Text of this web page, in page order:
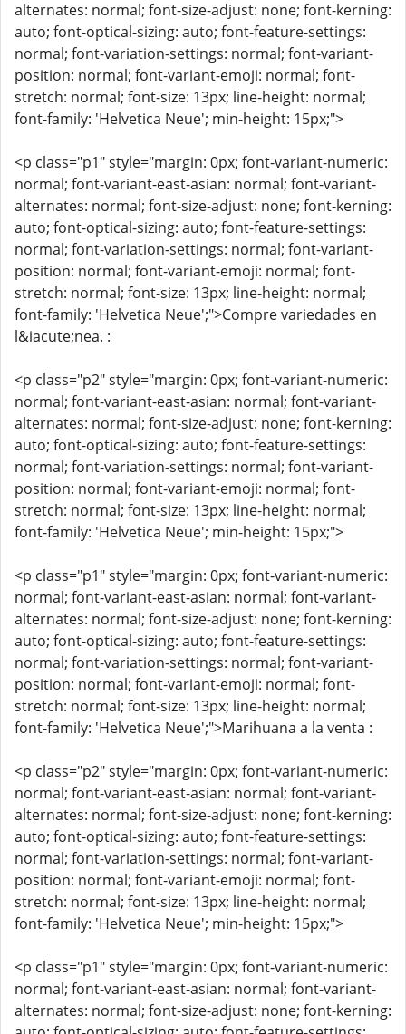
alternates: normal; font-size-adjust: none; font-kerning:
auto; font-optical-sizing: auto; font-feature-settings:
normal; font-variation-settings: normal; font-variant-
position: normal; font-variant-emoji: normal; font-
stretch: normal; font-size: 13px; line-height: normal;
font-family: 'Helvetica Neue'; min-height: 15px;">
<p class="p1" style="margin: 0px; font-variant-numeric:
normal; font-variant-east-asian: normal; font-variant-
alternates: normal; font-size-adjust: none; font-kerning:
auto; font-optical-sizing: auto; font-feature-settings:
normal; font-variation-settings: normal; font-variant-
position: normal; font-variant-emoji: normal; font-
stretch: normal; font-size: 13px; line-height: normal;
font-family: 'Helvetica Neue';">Compre variedades en
l&iacute;nea. :
<p class="p2" style="margin: 0px; font-variant-numeric:
normal; font-variant-east-asian: normal; font-variant-
alternates: normal; font-size-adjust: none; font-kerning:
auto; font-optical-sizing: auto; font-feature-settings:
normal; font-variation-settings: normal; font-variant-
position: normal; font-variant-emoji: normal; font-
stretch: normal; font-size: 13px; line-height: normal;
font-family: 'Helvetica Neue'; min-height: 15px;">
<p class="p1" style="margin: 0px; font-variant-numeric:
normal; font-variant-east-asian: normal; font-variant-
alternates: normal; font-size-adjust: none; font-kerning:
auto; font-optical-sizing: auto; font-feature-settings:
normal; font-variation-settings: normal; font-variant-
position: normal; font-variant-emoji: normal; font-
stretch: normal; font-size: 13px; line-height: normal;
font-family: 'Helvetica Neue';">Marihuana a la venta :
<p class="p2" style="margin: 0px; font-variant-numeric:
normal; font-variant-east-asian: normal; font-variant-
alternates: normal; font-size-adjust: none; font-kerning:
auto; font-optical-sizing: auto; font-feature-settings:
normal; font-variation-settings: normal; font-variant-
position: normal; font-variant-emoji: normal; font-
stretch: normal; font-size: 13px; line-height: normal;
font-family: 'Helvetica Neue'; min-height: 15px;">
<p class="p1" style="margin: 0px; font-variant-numeric:
normal; font-variant-east-asian: normal; font-variant-
alternates: normal; font-size-adjust: none; font-kerning: